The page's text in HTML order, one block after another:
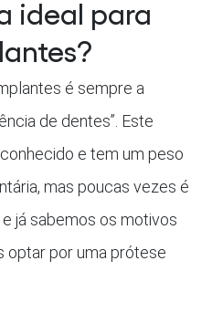
ideal para
é sempre a
de dentes”. Este
e tem um peso
mas poucas vezes é
já sabemos os motivos
optar por uma prótese